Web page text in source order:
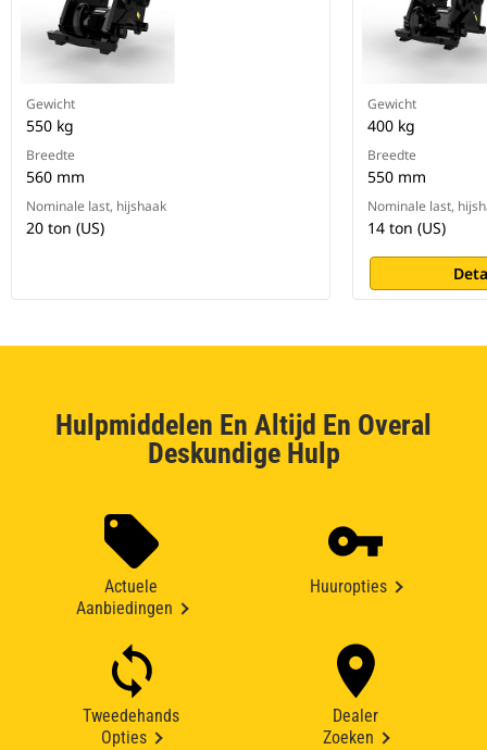
Gewicht
550 kg
Breedte
560 mm
Nominale last, hijshaak
20 ton (US)
Gewicht
400 kg
Breedte
550 mm
Nominale last,
14 ton (US)
Hulpmiddelen En Altijd En Overal
Deskundige Hulp
Actuele
Aanbiedingen
Huuropties
Tweedehands
Opties
Dealer
Zoeken